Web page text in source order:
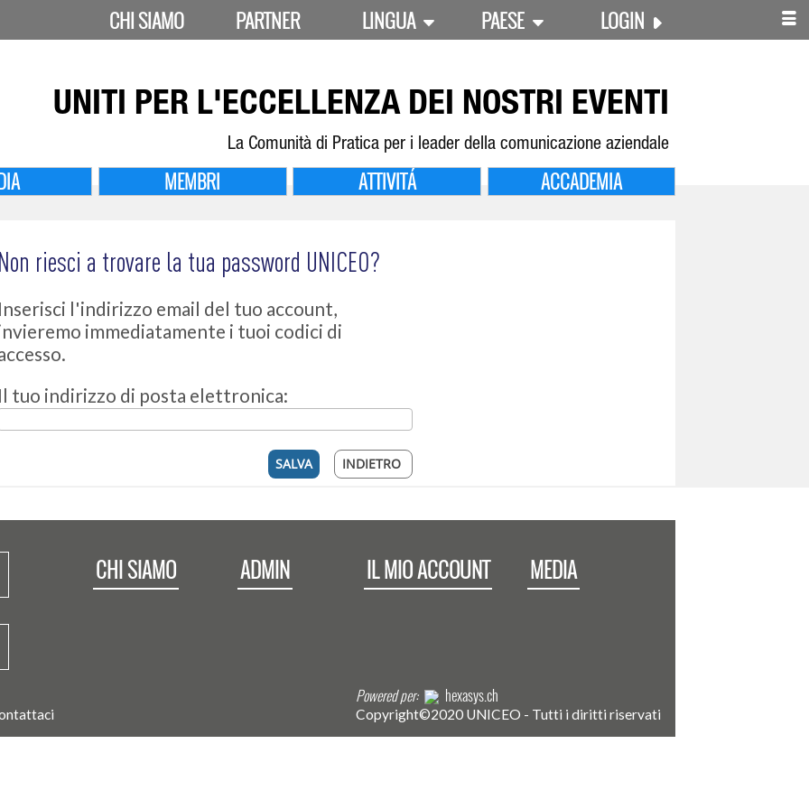
CHI SIAMO PARTNER LINGUA PAESE LOGIN
UNITI PER L'ECCELLENZA DEI NOSTRI EVENTI
La Comunità di Pratica per i leader della comunicazione aziendale
MEMBRI ATTIVITÁ ACCADEMIA
riesci a trovare la tua password UNICEO?
l'indirizzo email del tuo account,
immediatamente i tuoi codici di
tuo indirizzo di posta elettronica:
CHI SIAMO ADMIN IL MIO ACCOUNT MEDIA
Powered per: hexasys.ch
Copyright©2020 UNICEO - Tutti i diritti riservati